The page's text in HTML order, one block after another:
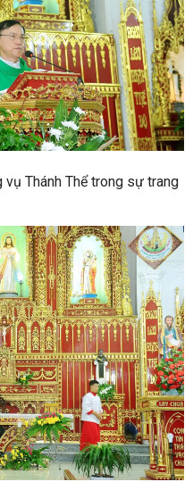
Thánh Thể trong sự trang